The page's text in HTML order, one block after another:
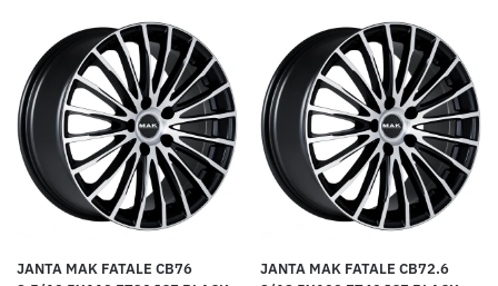
JANTA MAK FATALE CB76
JANTA MAK FATALE CB72.6